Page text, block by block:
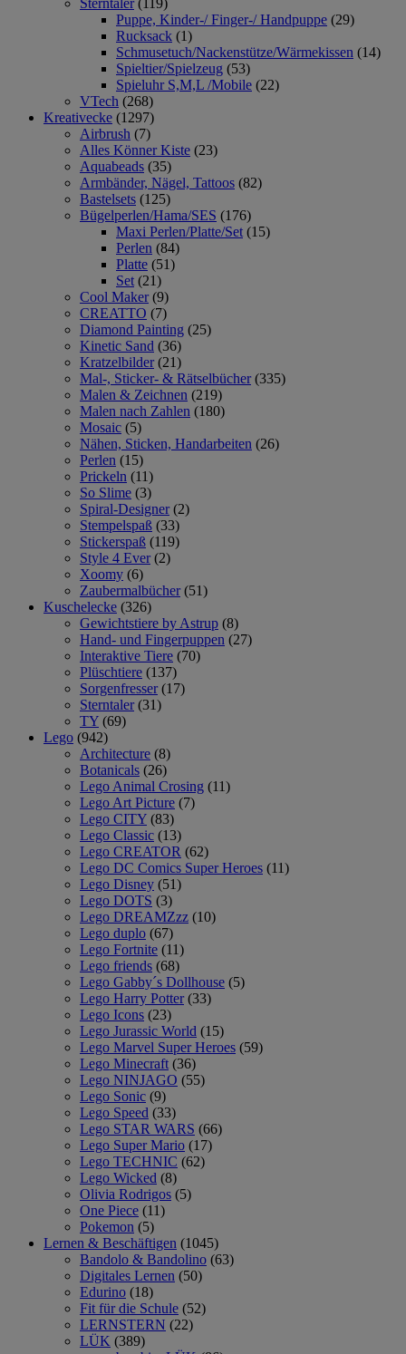
Sterntaler (119)
Puppe, Kinder-/ Finger-/ Handpuppe (29)
Rucksack (1)
Schmusetuch/Nackenstütze/Wärmekissen (14)
Spieltier/Spielzeug (53)
Spieluhr S,M,L /Mobile (22)
VTech (268)
Kreativecke (1297)
Airbrush (7)
Alles Könner Kiste (23)
Aquabeads (35)
Armbänder, Nägel, Tattoos (82)
Bastelsets (125)
Bügelperlen/Hama/SES (176)
Maxi Perlen/Platte/Set (15)
Perlen (84)
Platte (51)
Set (21)
Cool Maker (9)
CREATTO (7)
Diamond Painting (25)
Kinetic Sand (36)
Kratzelbilder (21)
Mal-, Sticker- & Rätselbücher (335)
Malen & Zeichnen (219)
Malen nach Zahlen (180)
Mosaic (5)
Nähen, Sticken, Handarbeiten (26)
Perlen (15)
Prickeln (11)
So Slime (3)
Spiral-Designer (2)
Stempelspaß (33)
Stickerspaß (119)
Style 4 Ever (2)
Xoomy (6)
Zaubermalbücher (51)
Kuschelecke (326)
Gewichtstiere by Astrup (8)
Hand- und Fingerpuppen (27)
Interaktive Tiere (70)
Plüschtiere (137)
Sorgenfresser (17)
Sterntaler (31)
TY (69)
Lego (942)
Architecture (8)
Botanicals (26)
Lego Animal Crosing (11)
Lego Art Picture (7)
Lego CITY (83)
Lego Classic (13)
Lego CREATOR (62)
Lego DC Comics Super Heroes (11)
Lego Disney (51)
Lego DOTS (3)
Lego DREAMZzz (10)
Lego duplo (67)
Lego Fortnite (11)
Lego friends (68)
Lego Gabby´s Dollhouse (5)
Lego Harry Potter (33)
Lego Icons (23)
Lego Jurassic World (15)
Lego Marvel Super Heroes (59)
Lego Minecraft (36)
Lego NINJAGO (55)
Lego Sonic (9)
Lego Speed (33)
Lego STAR WARS (66)
Lego Super Mario (17)
Lego TECHNIC (62)
Lego Wicked (8)
Olivia Rodrigos (5)
One Piece (11)
Pokemon (5)
Lernen & Beschäftigen (1045)
Bandolo & Bandolino (63)
Digitales Lernen (50)
Edurino (18)
Fit für die Schule (52)
LERNSTERN (22)
LÜK (389)